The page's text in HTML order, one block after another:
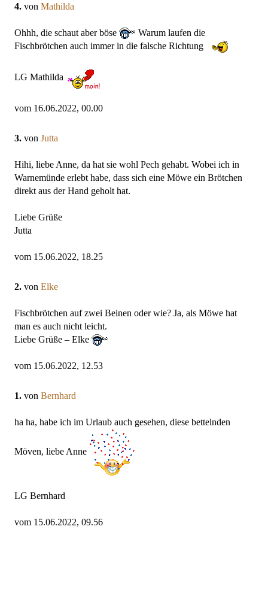
4. von Mathilda
Ohhh, die schaut aber böse
Warum laufen die
Fischbrötchen auch immer in die falsche Richtung
LG Mathilda
vom 16.06.2022, 00.00
3. von Jutta
Hihi, liebe Anne, da hat sie wohl Pech gehabt. Wobei ich in
Warnemünde erlebt habe, dass sich eine Möwe ein Brötchen
direkt aus der Hand geholt hat.
Liebe Grüße
Jutta
vom 15.06.2022, 18.25
2. von Elke
Fischbrötchen auf zwei Beinen oder wie? Ja, als Möwe hat
man es auch nicht leicht.
Liebe Grüße – Elke
vom 15.06.2022, 12.53
1. von Bernhard
ha ha, habe ich im Urlaub auch gesehen, diese bettelnden
Möven, liebe Anne
LG Bernhard
vom 15.06.2022, 09.56